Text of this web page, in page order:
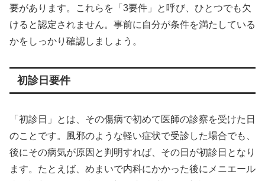
要があります。これらを「3要件」と呼び、ひとつでも欠
けると認定されません。事前に自分が条件を満たしている
かをしっかり確認しましょう。
初診日要件
「初診日」とは、その傷病で初めて医師の診察を受けた日
のことです。風邪のような軽い症状で受診した場合でも、
後にその病気が原因と判明すれば、その日が初診日となり
ます。たとえば、めまいで内科にかかった後にメニエール